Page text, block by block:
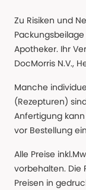
Zu Risiken und
Apotheker. Ihr
DocMorris N.V.,
Manche
(Rezepturen)
Anfertigung
vor Bestellung
Alle Preise
vorbehalten. Die
Preisen in